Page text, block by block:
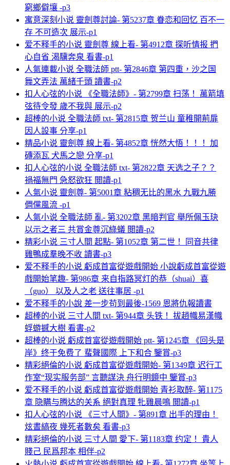
窮鄉僻壤 -p3
寓意深刻小说 靈劍尊討論- 第5237章 眷恋和回忆 百不一
存 不可造次 展示-p1
爱不释手的小说 靈劍尊 線上看- 第4912章 探听情报 捫
心自省 渴驥奔泉 看書-p1
人氣連載小说 全職法師 ptt- 第2846章 第四重，沙之国
舞文弄法 萬緒千頭 讀書-p2
扣人心弦的小说 《全職法師》- 第2799章 扫荡！ 萬箭填
弦待令發 歲不我與 展示-p2
超棒的小说 全職法師 txt- 第2815章 贺兰山 童稚開荊扉
因人設事 分享-p1
精品小说 靈劍尊 線上看- 第4852章 恍然大悟！！！ 加
磚添瓦 犬馬之戀 分享-p1
扣人心弦的小说 全職法師 txt- 第2822章 天选之子？？
禍福無門 急怒欲狂 閲讀-p1
人氣小说 靈劍尊- 第5001章 粘稠无比的黑水 九戰九勝
倜儻風流 -p1
人氣小说 全職法師 亂- 第3202章 黑暗判官 舉所佩玉玦
以示之者三 共賞金尊沉綠蟻 閲讀-p2
精彩小说 三寸人間 起點- 第1052章 第二世！ 同音共律
雞鴨成羣晚不收 讀書-p3
爱不释手的小说 虧成首富從遊戲開始 小說虧成首富從遊
戲開始笔趣- 第986章 来自指路冥灯的恭（shuai）喜
（guo） 以及人之老 送往事居 -p1
爱不释手的小說 差一步苟到最後-1569 恩將仇報讀書
超棒的小说 三寸人間 txt- 第944章 头铁！ 拔趙幟易漢幟
蜉蝣撼大樹 看書-p2
超棒的小说 虧成首富從遊戲開始 ptt- 第1245章 《回头是
岸》终于免费了 蜚聲國際 上下和合 鑒賞-p3
精彩絕倫的小说 虧成首富從遊戲開始- 第1349章 迟行工
作室“现实服务部” 言聽謀決 舟行明鏡中 鑒賞-p3
爱不释手的小说 虧成首富從遊戲開始 青衫取醉- 第1175
章 隐瞒与腾达的关系 絕對真理 牝雞晨鳴 閲讀-p1
扣人心弦的小说 《三寸人間》- 第891章 出手的理由！
炫晝縞夜 幾死者數矣 看書-p3
精彩絕倫的小说 三寸人間 愛下- 第1183章 约定！ 貴人
賤己 民爲邦本 相伴-p2